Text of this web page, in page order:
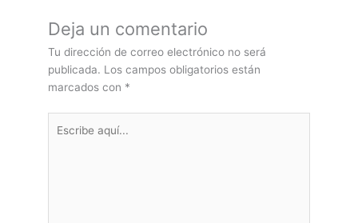
Deja un comentario
Tu dirección de correo electrónico no será
publicada. Los campos obligatorios están
marcados con *
aquí...